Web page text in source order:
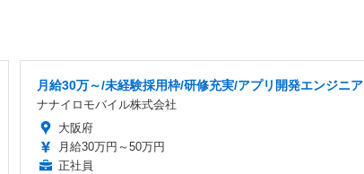
月給30万～/未経験採用枠/研修充実/アプリ開発エンジニア
ナナイロモバイル株式会社
大阪府
月給30万円～50万円
正社員